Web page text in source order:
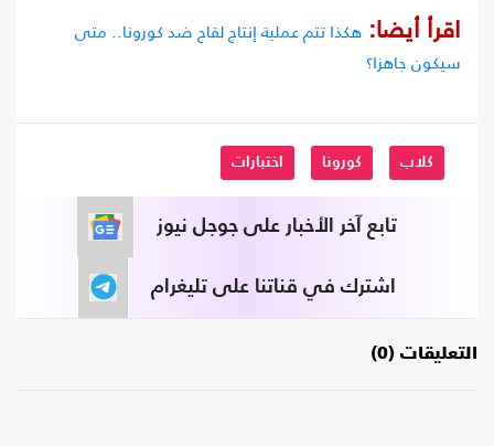
اقرأ أيضا: هكذا تتم عملية إنتاج لقاح ضد كورونا.. متى
سيكون جاهزا؟
كلاب كورونا اختبارات
تابع آخر الأخبار على جوجل نيوز
اشترك في قناتنا على تليغرام
التعليقات (0)